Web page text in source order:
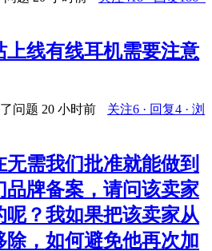
上线有线耳机需要注意
问题 20 小时前
关注6 · 回复4 · 浏
需我们批准就能做到
品牌备案，请问该卖家
呢？我如果把该卖家从
除，如何避免他再次加